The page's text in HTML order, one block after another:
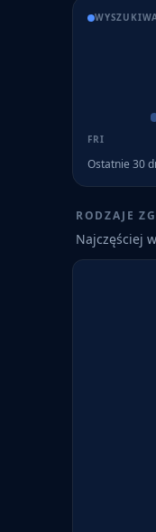
FRI
Ostatnie 30
RODZAJE
Najczęściej